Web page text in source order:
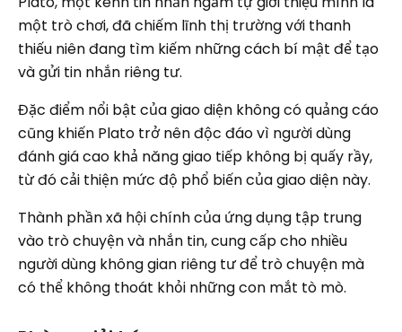
một trò chơi, đã chiếm lĩnh thị trường với thanh
thiếu niên đang tìm kiếm những cách bí mật để tạo
và gửi tin nhắn riêng tư.
Đặc điểm nổi bật của giao diện không có quảng cáo
cũng khiến Plato trở nên độc đáo vì người dùng
đánh giá cao khả năng giao tiếp không bị quấy rầy,
từ đó cải thiện mức độ phổ biến của giao diện này.
Thành phần xã hội chính của ứng dụng tập trung
vào trò chuyện và nhắn tin, cung cấp cho nhiều
người dùng không gian riêng tư để trò chuyện mà
có thể không thoát khỏi những con mắt tò mò.